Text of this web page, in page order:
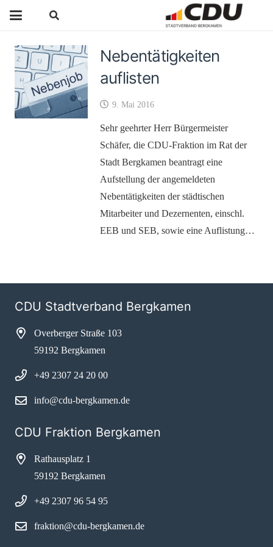
Nebentätigkeiten
auflisten
9. Mai 2016
Sehr geehrter Herr Bürgermeister
Schäfer, die CDU-Fraktion im Rat der
Stadt Bergkamen beantragt eine
Aufstellung der angemeldeten
Nebentätigkeiten der städtischen
Mitarbeiter und Dezernenten, einschl.
EEB und SEB, sowie eine Auflistung…
CDU Stadtverband Bergkamen
Overberger Straße 103
59192 Bergkamen
+49 2307 24 20 00
info@cdu-bergkamen.de
CDU Fraktion Bergkamen
Rathausplatz 1
59192 Bergkamen
+49 2307 96 54 95
fraktion@cdu-bergkamen.de